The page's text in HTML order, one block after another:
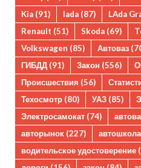
Kia (91) lada (87) LAda
Renault (51) Skoda (69)
Volkswagen (85) Автоваз
ГИБДД (91) Закон (556)
Происшествия (56)
Техосмотр (80) УАЗ (85)
Электросамокат (74)
авторынок (227) автошкола
водительское удостоверение